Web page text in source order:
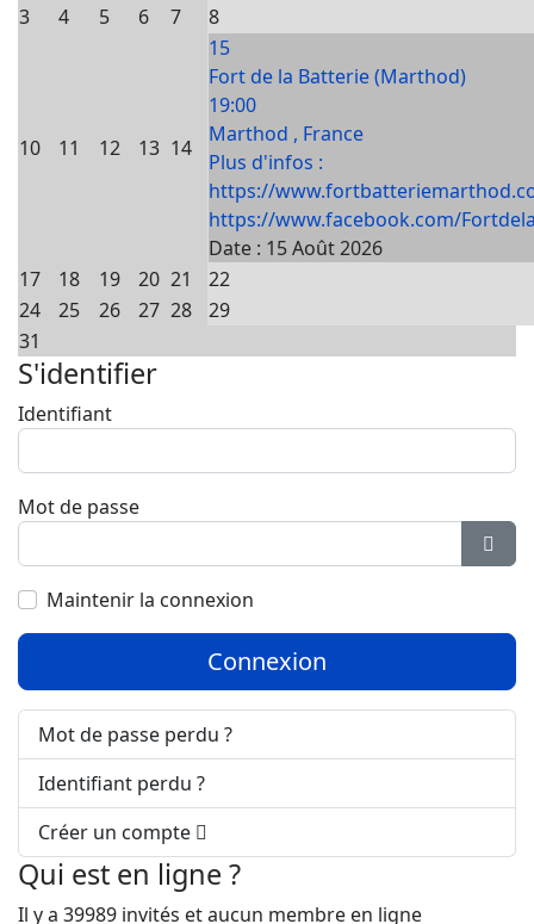
3
4 5 6 7 8
10 11 12 13 14
15
Fort de la Batterie (Marthod)
19:00
Marthod , France
Plus d'infos :
https://
https://www.facebook.com/
Date : 15 Août 2026
17
18 19 20 21
22
24
25 26 27 28
29
31
S'identifier
Identifiant
Mot de passe
Maintenir la connexion
Connexion
Mot de passe perdu ?
Identifiant perdu ?
Créer un compte
Qui est en ligne ?
Il y a 39989 invités et aucun membre en ligne